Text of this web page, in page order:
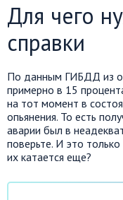
Для чего
справки
По данным ГИБДД из
примерно в 15
на тот момент в
опьянения. То есть
аварии был в
поверьте. И это
их катается еще?